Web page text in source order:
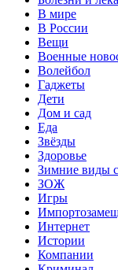
В мире
В России
Вещи
Военные
Волейбол
Гаджеты
Дети
Дом и сад
Еда
Звёзды
Здоровье
Зимние виды
ЗОЖ
Игры
Интернет
Истории
Компании